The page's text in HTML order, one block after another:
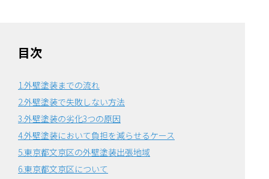
目次
1.外壁塗装までの流れ
2.外壁塗装で失敗しない方法
3.外壁塗装の劣化3つの原因
4.外壁塗装において負担を減らせるケース
5.東京都文京区の外壁塗装出張地域
6.東京都文京区について